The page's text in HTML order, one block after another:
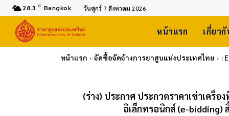
28.3 C Bangkok วันศุกร์ 7 สิงหาคม 2026
หน้าแรก เกี่ยว
หน้าแรก จัดซื้อจัดจ้างการยาสูบแห่งประเทศไทย :
(ร่าง) ประกาศ ประกวดราคาเช่าเครื่
อิเล็กทรอนิกส์ (e-